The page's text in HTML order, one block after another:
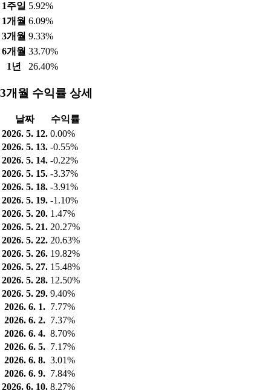
1주일 5.92%
1개월 6.09%
3개월 9.33%
6개월 33.70%
1년
26.40%
3개월 수익률 상세
날짜
수익률
2026. 5. 12. 0.00%
2026. 5. 13. -0.55%
2026. 5. 14. -0.22%
2026. 5. 15. -3.37%
2026. 5. 18. -3.91%
2026. 5. 19. -1.10%
2026. 5. 20. 1.47%
2026. 5. 21. 20.27%
2026. 5. 22. 20.63%
2026. 5. 26. 19.82%
2026. 5. 27. 15.48%
2026. 5. 28. 12.50%
2026. 5. 29. 9.40%
2026. 6. 1. 7.77%
2026. 6. 2. 7.37%
2026. 6. 4. 8.70%
2026. 6. 5. 7.17%
2026. 6. 8. 3.01%
2026. 6. 9. 7.84%
2026. 6. 10. 8.27%